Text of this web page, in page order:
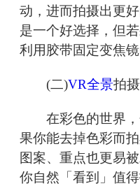
动，进而拍摄出更
是一个好选择，但
利用胶带固定变焦镜
(二)VR全景拍
在彩色的世界，
果你能去掉色彩而
图案、重点也更易
你自然「看到」值